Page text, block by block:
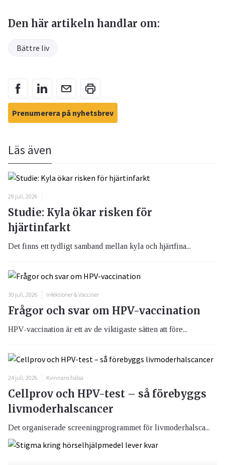
Den här artikeln handlar om:
Bättre liv
Prenumerera på nyhetsbrev
Läs även
29 juli, 2026
Studie: Kyla ökar risken för
hjärtinfarkt
Det finns ett tydligt samband mellan kyla och hjärtfina...
30 juli, 2026 Infektioner & Vacciner
Frågor och svar om HPV-vaccination
HPV-vaccination är ett av de viktigaste sätten att före...
24 juli, 2026 Kvinnans hälsa
Cellprov och HPV-test – så förebyggs
livmoderhalscancer
Det organiserade screeningprogrammet för livmoderhalsca...